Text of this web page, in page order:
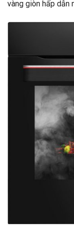
vàng giòn hấp dẫn